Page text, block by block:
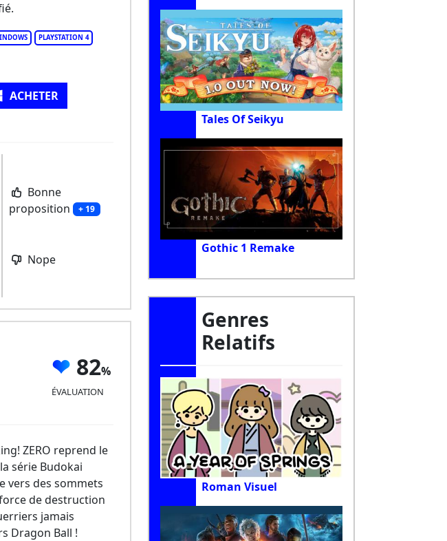
PLAYSTATION 4
ACHETER
Bonne
proposition + 19
Nope
82
ÉVALUATION
ZERO reprend le
série Budokai
vers des sommets
de destruction
jamais
Dragon Ball !
Tales Of Seikyu
Gothic 1 Remake
Genres
Relatifs
Roman Visuel